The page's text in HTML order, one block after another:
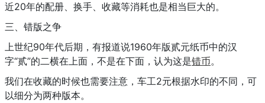
近20年的配册、换手、收藏等消耗也是相当巨大的。
三、错版之争
上世纪90年代后期，有报道说1960年版贰元纸币中的汉
字“贰”的二横在上面，不是在下面，认为这是错币。
我们在收藏的时候也需要注意，车工2元根据水印的不同，可
以细分为两种版本。